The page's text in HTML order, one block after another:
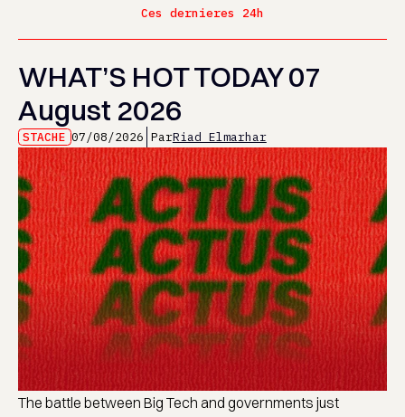
Ces dernieres 24h
WHAT’S HOT TODAY 07
August 2026
STACHE 07/08/2026 ParRiad Elmarhar
The battle between Big Tech and governments just